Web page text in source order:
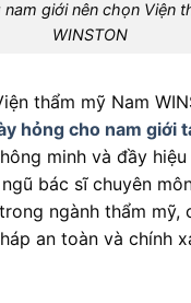
giới nên chọn Viện
WINSTON
thẩm mỹ Nam
hỏng cho nam giới
minh và đầy hiệu
bác sĩ chuyên
ngành thẩm mỹ,
an toàn và chính